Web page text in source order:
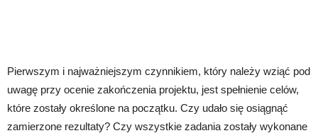
Pierwszym i najważniejszym czynnikiem, który należy wziąć pod
uwagę przy ocenie zakończenia projektu, jest spełnienie celów,
które zostały określone na początku. Czy udało się osiągnąć
zamierzone rezultaty? Czy wszystkie zadania zostały wykonane